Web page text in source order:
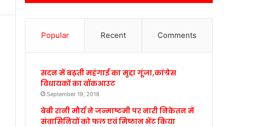
Popular Recent Comments
सदन में बढ़ती महंगाई का मुद्दा गूंजा,कांग्रेस
विधायकों का वॉकआउट
September 19, 2018
बेबी रानी मौर्य ने जन्माष्टमी पर नारी निकेतन में
संवासिनियों को फल एवं मिष्ठान भेंट किया